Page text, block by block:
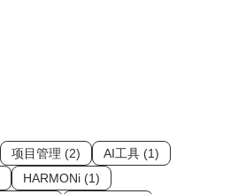
项目管理 (2)
AI工具 (1)
HARMONi (1)